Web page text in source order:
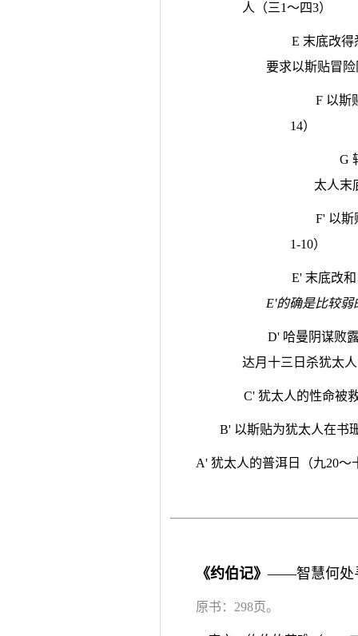
人（三1～四3）
E 末底改
要求以斯贴冒
F 以斯
14）
G
太人末
F' 以斯
1-10）
E' 末底改
E'的确是比较弱
D' 哈曼阴谋败
达月十三日杀犹太
C' 犹太人的性命被
B' 以斯贴为犹太人在书
A' 犹太人的普洱日（九20～
《约伯记》——智慧何处
原书：298页。